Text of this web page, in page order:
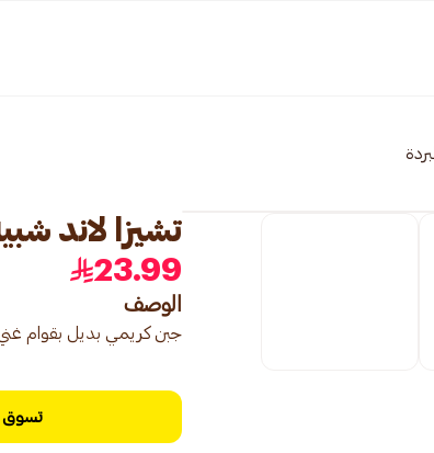
تشيزا لاند
23.99
الوصف
جبن كريمي بديل بقوام
تسوق